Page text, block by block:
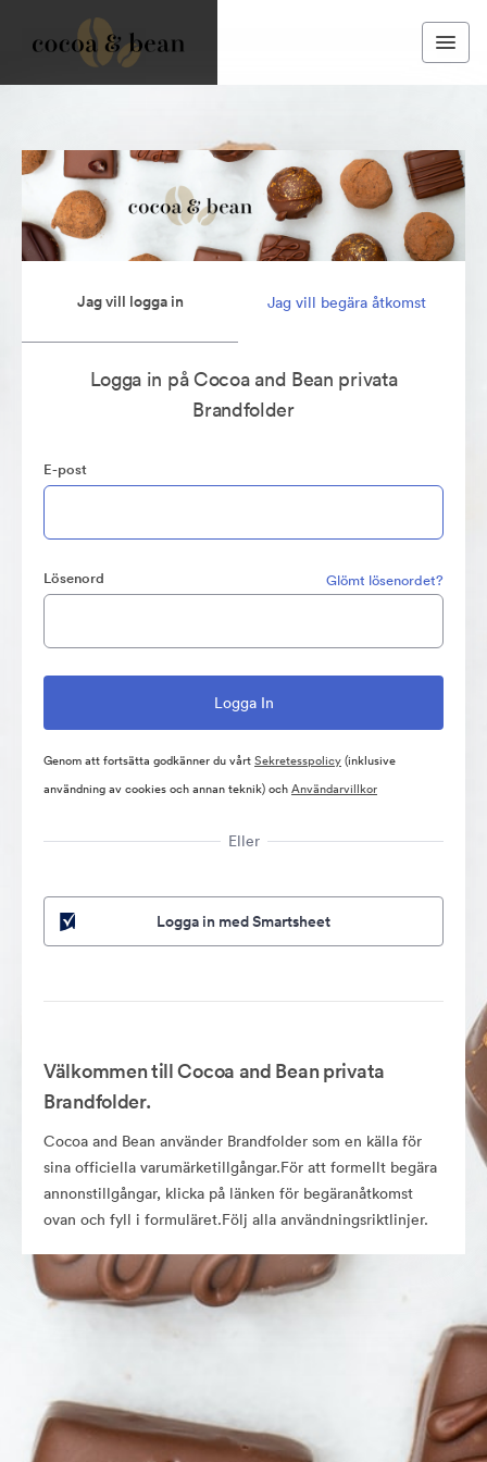
Jag vill logga in Jag vill begära åtkomst
Logga in på Cocoa and Bean privata
Brandfolder
E-post
Lösenord Glömt lösenordet?
Genom att fortsätta godkänner du vårtSekretesspolicy(inklusive
användning av cookies och annan teknik) ochAnvändarvillkor
Eller
Logga in med Smartsheet
Välkommen till Cocoa and Bean privata
Brandfolder.
Cocoa and Bean använder Brandfolder som en källa för
sina officiella varumärketillgångar.För att formellt begära
annonstillgångar, klicka på länken för begäranåtkomst
ovan och fyll i formuläret.Följ alla användningsriktlinjer.